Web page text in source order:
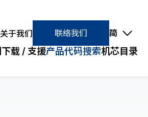
关于我们 联络我们 简
下载 / 支援产品代码搜索机芯目录
联络我们